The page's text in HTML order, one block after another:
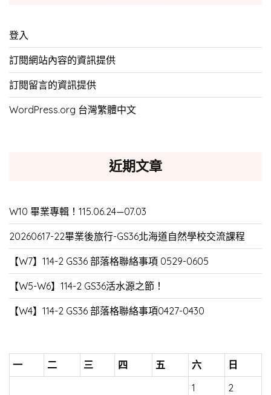
登入
訂閱網站內容的資訊提供
訂閱留言的資訊提供
WordPress.org 台灣繁體中文
近期文章
W10 畢業專輯！115.06.24—07.03
20260617-22畢業後旅行-GS36北海道自然學校交流課程
【W7】114-2 GS36 部落格聯絡事項 0529-0605
【W5-W6】114-2 GS36活水源之節！
【W4】114-2 GS36 部落格聯絡事項0427-0430
一 二 三 四 五 六
日
1
2